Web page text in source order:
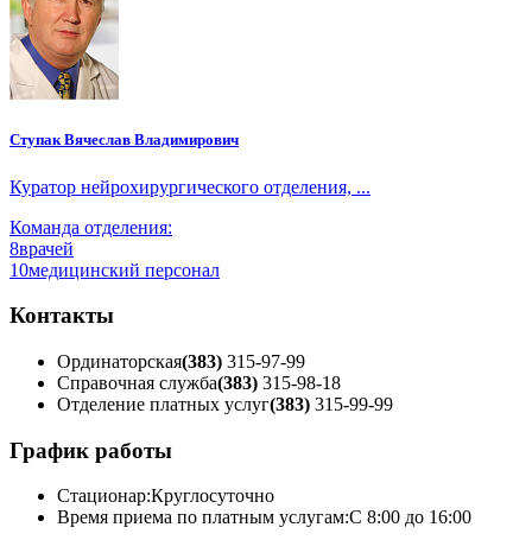
Ступак Вячеслав Владимирович
Куратор нейрохирургического отделения, ...
Команда отделения:
8врачей
10медицинский персонал
Контакты
Ординаторская(383) 315-97-99
Справочная служба(383) 315-98-18
Отделение платных услуг(383) 315-99-99
График работы
Стационар:Круглосуточно
Время приема по платным услугам:С 8:00 до 16:00